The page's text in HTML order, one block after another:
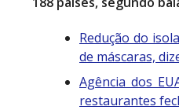
Redução do
de máscaras,
Agência dos
restaurantes